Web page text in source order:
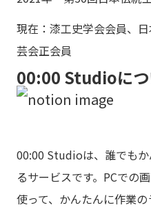
現在：漆工史学会会員、
芸会正会員
00:00 Studioにつ
00:00 Studioは、誰でも
るサービスです。PCでの
使って、かんたんに作業の